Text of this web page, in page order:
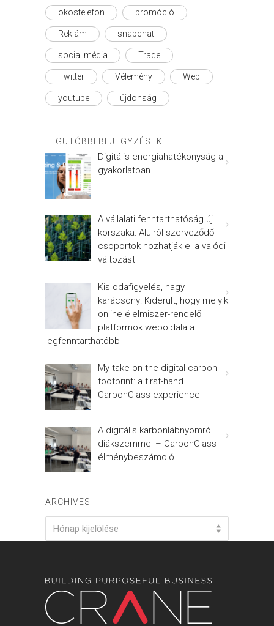
okostelefon promóció
Reklám snapchat
social média Trade
Twitter Vélemény Web
youtube újdonság
LEGUTÓBBI BEJEGYZÉSEK
Digitális energiahatékonyság a
gyakorlatban
A vállalati fenntarthatóság új
korszaka: Alulról szerveződő
csoportok hozhatják el a valódi
változást
Kis odafigyelés, nagy
karácsony: Kiderült, hogy melyik
online élelmiszer-rendelő
platformok weboldala a
legfenntarthatóbb
My take on the digital carbon
footprint: a first-hand
CarbonClass experience
A digitális karbonlábnyomról
diákszemmel – CarbonClass
élménybeszámoló
ARCHIVES
Hónap kijelölése